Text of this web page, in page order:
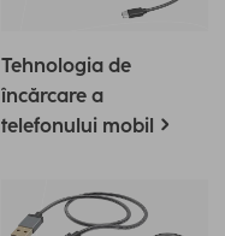
Tehnologia de
încărcare a
telefonului mobil